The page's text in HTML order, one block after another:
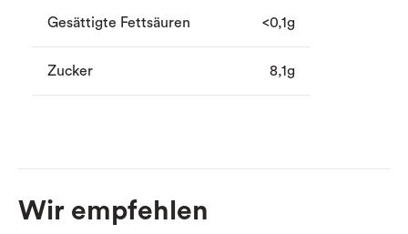
Gesättigte Fettsäuren <0,1g
Zucker 8,1g
Wir empfehlen